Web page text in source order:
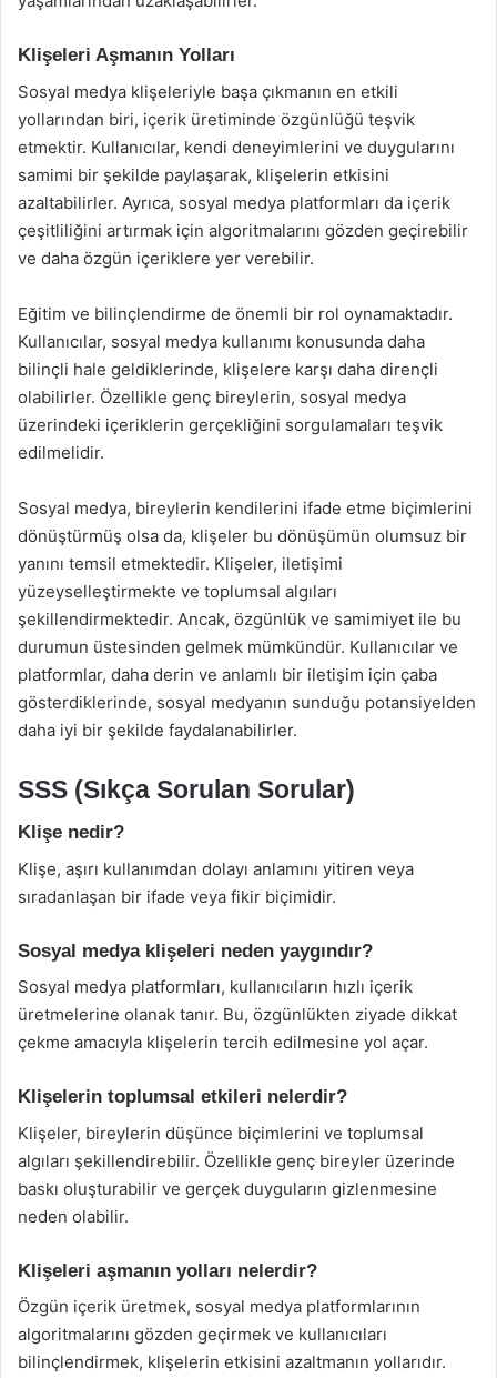
Klişeleri Aşmanın Yolları
Sosyal medya klişeleriyle başa çıkmanın en etkili
yollarından biri, içerik üretiminde özgünlüğü teşvik
etmektir. Kullanıcılar, kendi deneyimlerini ve duygularını
samimi bir şekilde paylaşarak, klişelerin etkisini
azaltabilirler. Ayrıca, sosyal medya platformları da içerik
çeşitliliğini artırmak için algoritmalarını gözden geçirebilir
ve daha özgün içeriklere yer verebilir.
Eğitim ve bilinçlendirme de önemli bir rol oynamaktadır.
Kullanıcılar, sosyal medya kullanımı konusunda daha
bilinçli hale geldiklerinde, klişelere karşı daha dirençli
olabilirler. Özellikle genç bireylerin, sosyal medya
üzerindeki içeriklerin gerçekliğini sorgulamaları teşvik
edilmelidir.
Sosyal medya, bireylerin kendilerini ifade etme biçimlerini
dönüştürmüş olsa da, klişeler bu dönüşümün olumsuz bir
yanını temsil etmektedir. Klişeler, iletişimi
yüzeyselleştirmekte ve toplumsal algıları
şekillendirmektedir. Ancak, özgünlük ve samimiyet ile bu
durumun üstesinden gelmek mümkündür. Kullanıcılar ve
platformlar, daha derin ve anlamlı bir iletişim için çaba
gösterdiklerinde, sosyal medyanın sunduğu potansiyelden
daha iyi bir şekilde faydalanabilirler.
SSS (Sıkça Sorulan Sorular)
Klişe nedir?
Klişe, aşırı kullanımdan dolayı anlamını yitiren veya
sıradanlaşan bir ifade veya fikir biçimidir.
Sosyal medya klişeleri neden yaygındır?
Sosyal medya platformları, kullanıcıların hızlı içerik
üretmelerine olanak tanır. Bu, özgünlükten ziyade dikkat
çekme amacıyla klişelerin tercih edilmesine yol açar.
Klişelerin toplumsal etkileri nelerdir?
Klişeler, bireylerin düşünce biçimlerini ve toplumsal
algıları şekillendirebilir. Özellikle genç bireyler üzerinde
baskı oluşturabilir ve gerçek duyguların gizlenmesine
neden olabilir.
Klişeleri aşmanın yolları nelerdir?
Özgün içerik üretmek, sosyal medya platformlarının
algoritmalarını gözden geçirmek ve kullanıcıları
bilinçlendirmek, klişelerin etkisini azaltmanın yollarıdır.